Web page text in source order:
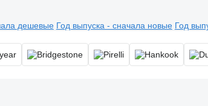
дешевые Год выпуска - сначала новые Год